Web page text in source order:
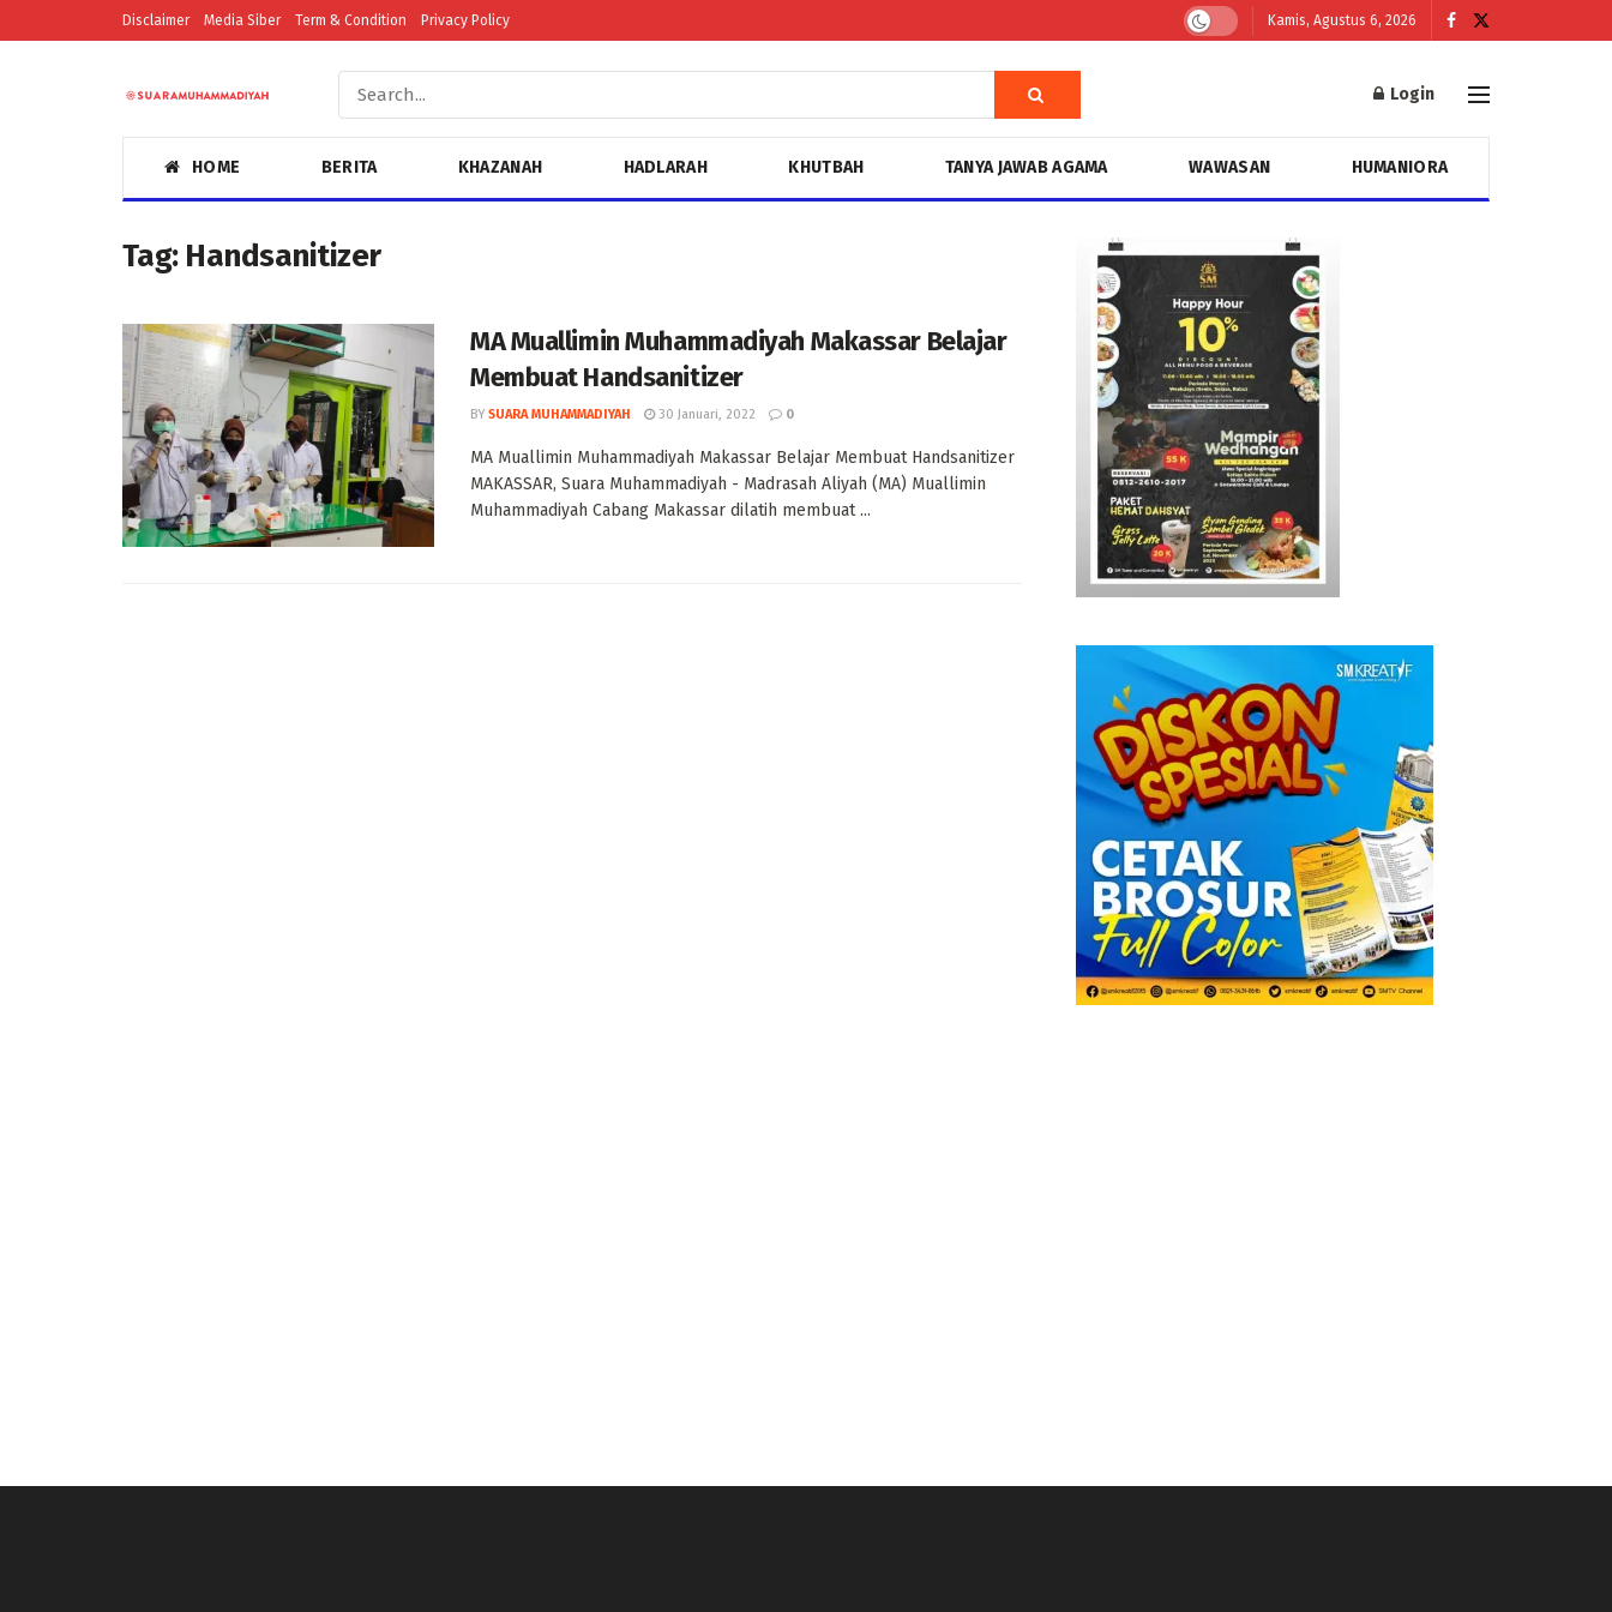
Disclaimer Media Siber Term & Condition Privacy Policy Kamis, Agustus 6, 2026
Login
HOME BERITA KHAZANAH HADLARAH KHUTBAH TANYA JAWAB AGAMA WAWASAN HUMANIORA
Tag: Handsanitizer
MA Muallimin Muhammadiyah Makassar Belajar
Membuat Handsanitizer
BY SUARA MUHAMMADIYAH 30 Januari, 2022 0
MA Muallimin Muhammadiyah Makassar Belajar Membuat Handsanitizer
MAKASSAR, Suara Muhammadiyah - Madrasah Aliyah (MA) Muallimin
Muhammadiyah Cabang Makassar dilatih membuat ...